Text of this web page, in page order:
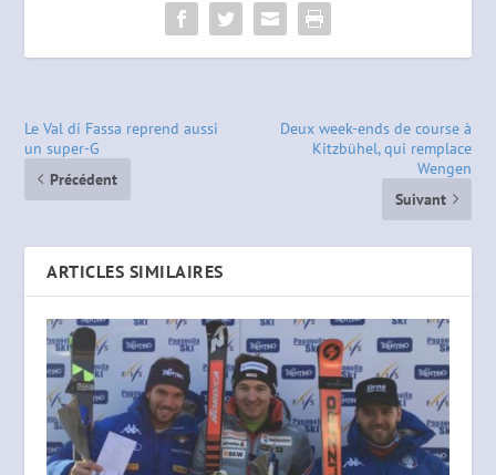
Le Val di Fassa reprend aussi
un super-G
Précédent
Deux week-ends de course à
Kitzbühel, qui remplace
Wengen
Suivant
ARTICLES SIMILAIRES